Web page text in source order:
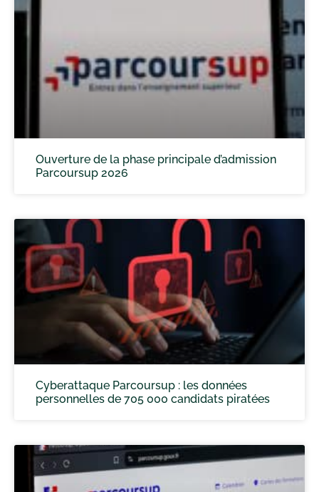
Ouverture de la phase principale d’admission
Parcoursup 2026
Cyberattaque Parcoursup : les données
personnelles de 705 000 candidats piratées